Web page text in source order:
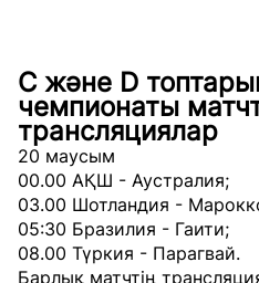
С және D
чемпионаты
трансляциялар
20 маусым
00.00 АҚШ - Аустралия;
03.00 Шотландия -
05:30 Бразилия - Гаити;
08.00 Түркия - Парагвай.
Барлық матчтің